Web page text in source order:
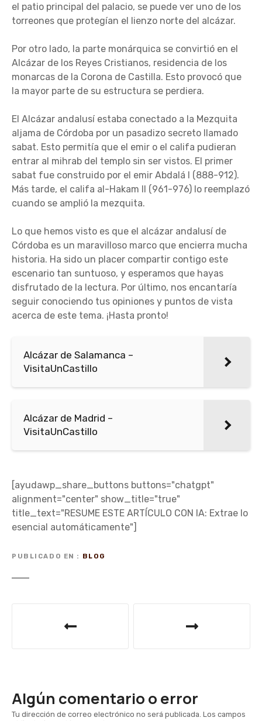
el patio principal del palacio, se puede ver uno de los
torreones que protegían el lienzo norte del alcázar.
Por otro lado, la parte monárquica se convirtió en el
Alcázar de los Reyes Cristianos, residencia de los
monarcas de la Corona de Castilla. Esto provocó que
la mayor parte de su estructura se perdiera.
El Alcázar andalusí estaba conectado a la Mezquita
aljama de Córdoba por un pasadizo secreto llamado
sabat. Esto permitía que el emir o el califa pudieran
entrar al mihrab del templo sin ser vistos. El primer
sabat fue construido por el emir Abdalá I (888-912).
Más tarde, el califa al-Hakam II (961-976) lo reemplazó
cuando se amplió la mezquita.
Lo que hemos visto es que el alcázar andalusí de
Córdoba es un maravilloso marco que encierra mucha
historia. Ha sido un placer compartir contigo este
escenario tan suntuoso, y esperamos que hayas
disfrutado de la lectura. Por último, nos encantaría
seguir conociendo tus opiniones y puntos de vista
acerca de este tema. ¡Hasta pronto!
Alcázar de Salamanca –
VisitaUnCastillo
Alcázar de Madrid –
VisitaUnCastillo
[ayudawp_share_buttons buttons="chatgpt"
alignment="center" show_title="true"
title_text="RESUME ESTE ARTÍCULO CON IA: Extrae lo
esencial automáticamente"]
PUBLICADO EN BLOG
g
Algún comentario o error
Tu dirección de correo electrónico no será publicada. Los campos